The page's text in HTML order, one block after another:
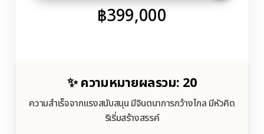
฿399,000
✨ ความหมายผลรวม: 20
ความสำเร็จจากแรงสนับสนุน มีจินตนาการกว้างไกล มีหัวคิด
ริเริ่มสร้างสรรค์